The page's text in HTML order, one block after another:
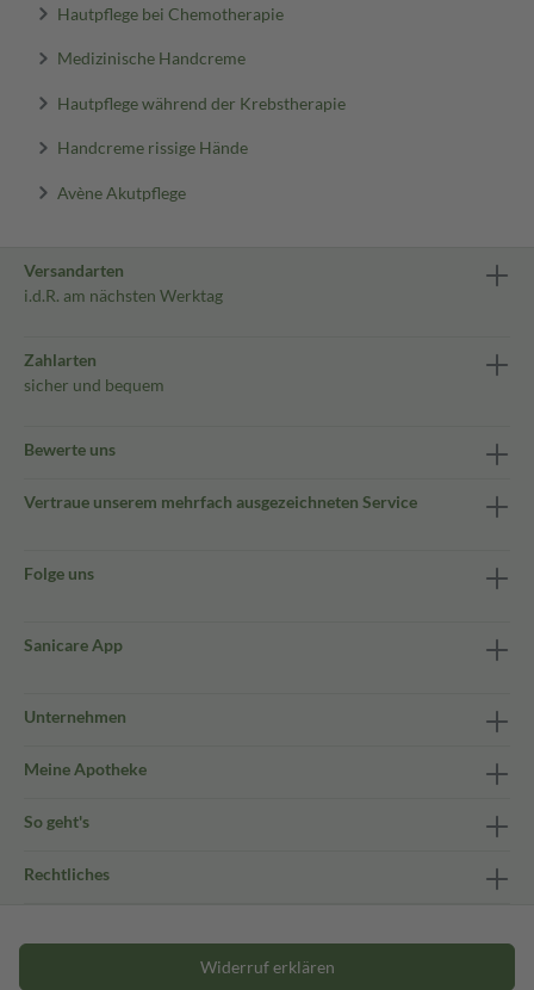
Hautpflege bei Chemotherapie
Medizinische Handcreme
Hautpflege während der Krebstherapie
Handcreme rissige Hände
Avène Akutpflege
Versandarten
i.d.R. am nächsten Werktag
Zahlarten
sicher und bequem
Bewerte uns
Vertraue unserem mehrfach ausgezeichneten Service
Folge uns
Sanicare App
Unternehmen
Meine Apotheke
So geht's
Rechtliches
Widerruf erklären